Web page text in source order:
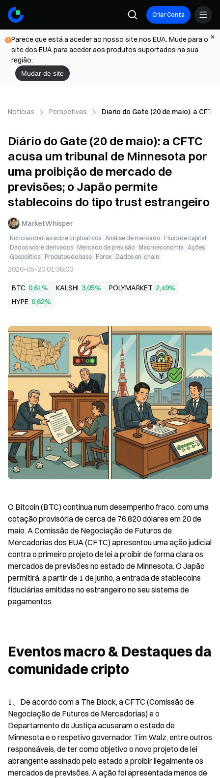
Criar Conta
Parece que está a aceder ao nosso site nos EUA. Mude para o
site dos EUA para aceder aos produtos suportados na sua
região.
Mudar de site
Notícias Perspetivas Diário do Gate (20 de maio): a
Diário do Gate (20 de maio): a CFTC
acusa um tribunal de Minnesota por
uma proibição de mercado de
previsões; o Japão permite
stablecoins do tipo trust estrangeiro
MarketWhisper
Notícias diárias sobre criptoativos Análise de mercado Fluxo de capital
Dados sobre derivados Mercado de previsão Macroeconomia Ações
Geopolítica
Produtos de base Forex Dados on-chain
2026-05-20 01:36:00
BTC 0,61% KALSHI 3,05% POLYMARKET 2,49%
HYPE 0,62%
O Bitcoin (BTC) continua num desempenho fraco, com uma
cotação provisória de cerca de 76,820 dólares em 20 de
maio. A Comissão de Negociação de Futuros de
Mercadorias dos EUA (CFTC) apresentou uma ação judicial
contra o primeiro projeto de lei a proibir de forma clara os
mercados de previsões no estado de Minnesota. O Japão
permitirá, a partir de 1 de junho, a entrada de stablecoins
fiduciárias emitidas no estrangeiro no seu sistema de
pagamentos.
Eventos macro & Destaques da
comunidade cripto
1、De acordo com a The Block, a CFTC (Comissão de
Negociação de Futuros de Mercadorias) e o
Departamento de Justiça acusaram o estado de
Minnesota e o respetivo governador Tim Walz, entre outros
responsáveis, de ter como objetivo o novo projeto de lei
abrangente assinado pelo estado a proibir ilegalmente os
mercados de previsões. A ação foi apresentada menos de